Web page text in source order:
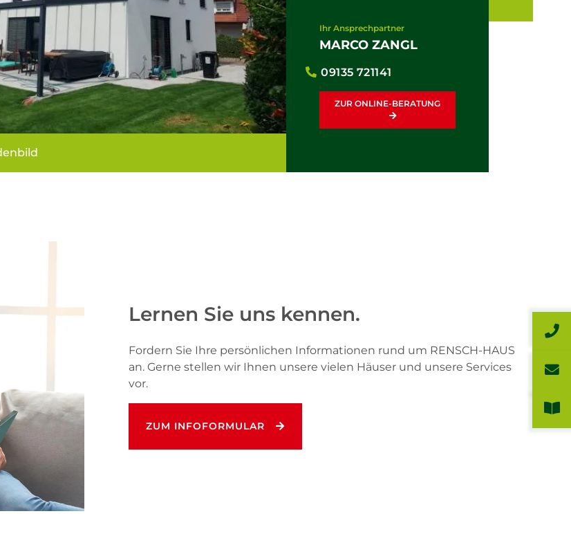
Ihr Ansprechpartner
MARCO ZANGL
09135 721141
ZUR ONLINE-BERATUNG
Lernen Sie uns kennen.
Fordern Sie Ihre persönlichen Informationen rund um RENSCH-HAUS
an. Gerne stellen wir Ihnen unsere vielen Häuser und unsere Services
vor.
ZUM INFOFORMULAR